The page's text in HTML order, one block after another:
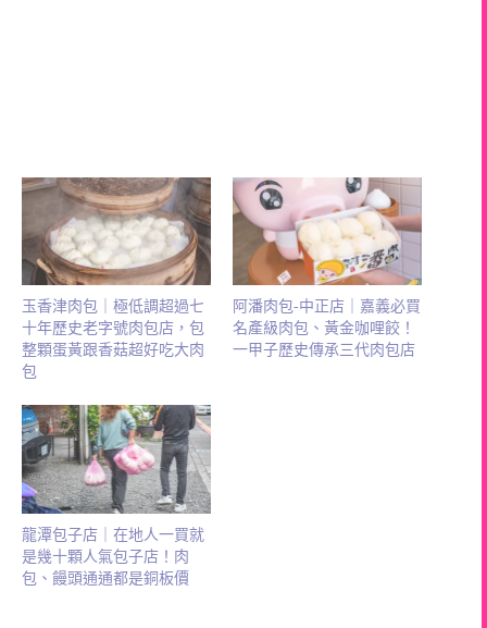
玉香津肉包｜極低調超過七
十年歷史老字號肉包店，包
整顆蛋黃跟香菇超好吃大肉
包
阿潘肉包-中正店｜嘉義必買
名產級肉包、黃金咖哩餃！
一甲子歷史傳承三代肉包店
龍潭包子店｜在地人一買就
是幾十顆人氣包子店！肉
包、饅頭通通都是銅板價